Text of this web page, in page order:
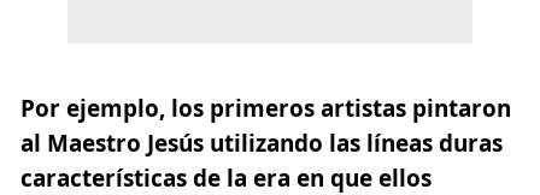
Por ejemplo, los primeros artistas pintaron
al Maestro Jesús utilizando las líneas duras
características de la era en que ellos